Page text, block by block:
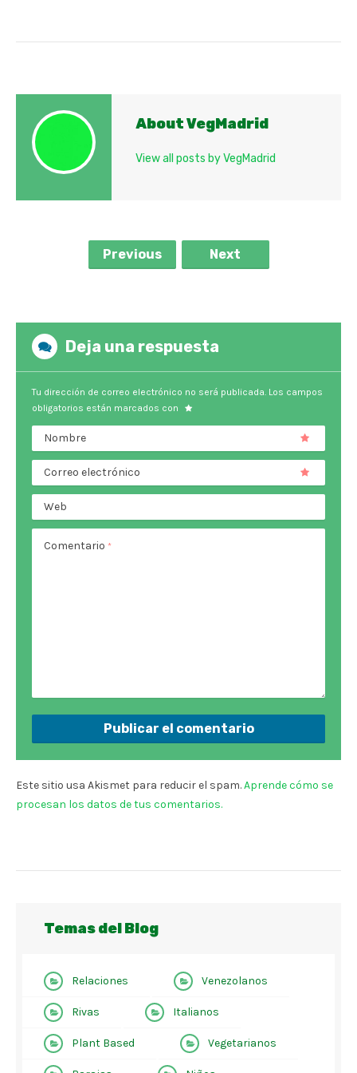
About VegMadrid
View all posts by VegMadrid
Previous Next
Deja una respuesta
Tu dirección de correo electrónico no será publicada. Los campos
obligatorios están marcados con
Nombre
Correo electrónico
Web
Comentario *
Este sitio usa Akismet para reducir el spam.Aprende cómo se
procesan los datos de tus comentarios.
Temas del Blog
Relaciones Venezolanos
Rivas Italianos
Plant Based Vegetarianos